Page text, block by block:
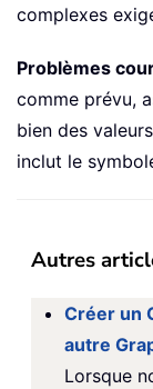
complexes
Problèmes
comme prévu,
bien des
inclut le
Autres
Créer un
autre
Lorsque